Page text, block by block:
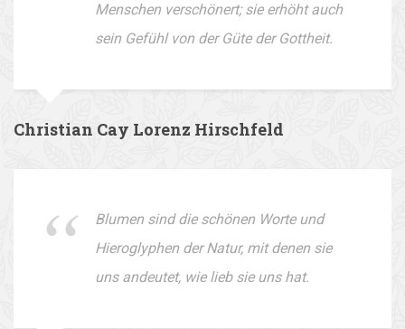
Menschen verschönert; sie erhöht auch
sein Gefühl von der Güte der Gottheit.
Christian Cay Lorenz Hirschfeld
Blumen sind die schönen Worte und
Hieroglyphen der Natur, mit denen sie
uns andeutet, wie lieb sie uns hat.